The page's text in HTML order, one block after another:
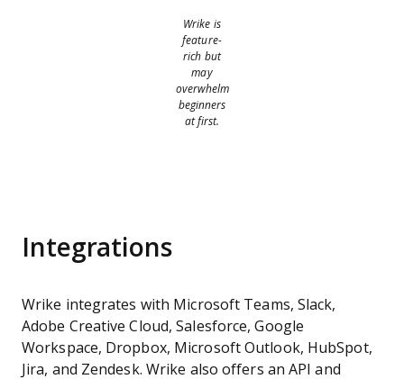
Wrike is
feature-
rich but
may
overwhelm
beginners
at first.
Integrations
Wrike integrates with Microsoft Teams, Slack,
Adobe Creative Cloud, Salesforce, Google
Workspace, Dropbox, Microsoft Outlook, HubSpot,
Jira, and Zendesk. Wrike also offers an API and